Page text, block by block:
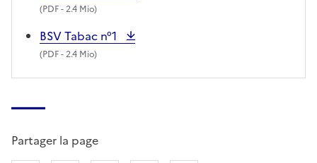
(PDF- 2.4 Mio)
BSV Tabac n°1
(PDF- 2.4 Mio)
Partager la page